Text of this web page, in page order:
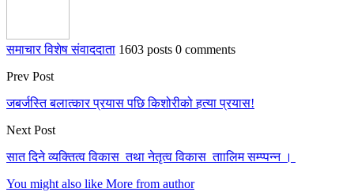
समाचार विशेष संवाददाता 1603 posts 0 comments
Prev Post
जबर्जस्ति बलात्कार प्रयास पछि किशोरीको हत्या प्रयास!
Next Post
सात दिने व्यक्तित्व विकास तथा नेतृत्व विकास ताालिम सम्प्पन्न ।
You might also like More from author